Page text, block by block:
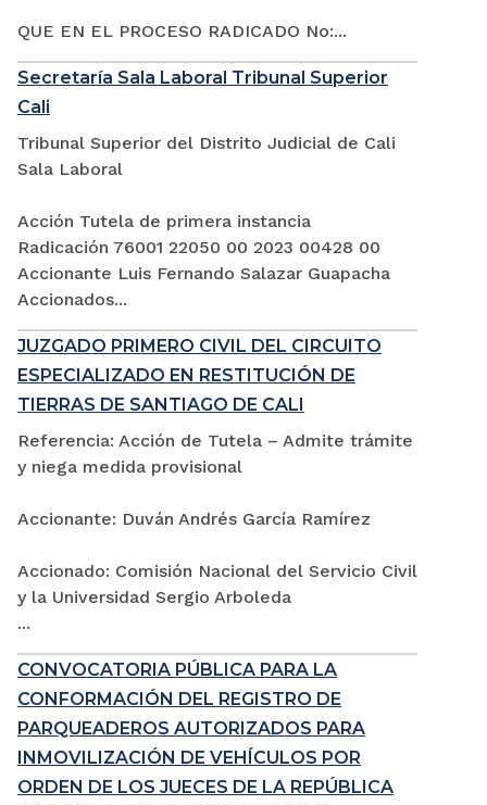
QUE EN EL PROCESO RADICADO No:...
Secretaría Sala Laboral Tribunal Superior
Cali
Tribunal Superior del Distrito Judicial de Cali
Sala Laboral
Acción Tutela de primera instancia
Radicación 76001 22050 00 2023 00428 00
Accionante Luis Fernando Salazar Guapacha
Accionados...
JUZGADO PRIMERO CIVIL DEL CIRCUITO
ESPECIALIZADO EN RESTITUCIÓN DE
TIERRAS DE SANTIAGO DE CALI
Referencia: Acción de Tutela – Admite trámite
y niega medida provisional
Accionante: Duván Andrés García Ramírez
Accionado: Comisión Nacional del Servicio Civil
y la Universidad Sergio Arboleda
...
CONVOCATORIA PÚBLICA PARA LA
CONFORMACIÓN DEL REGISTRO DE
PARQUEADEROS AUTORIZADOS PARA
INMOVILIZACIÓN DE VEHÍCULOS POR
ORDEN DE LOS JUECES DE LA REPÚBLICA